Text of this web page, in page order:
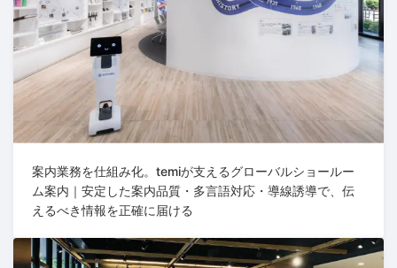
案内業務を仕組み化。temiが支えるグローバルショールー
ム案内｜安定した案内品質・多言語対応・導線誘導で、伝
えるべき情報を正確に届ける